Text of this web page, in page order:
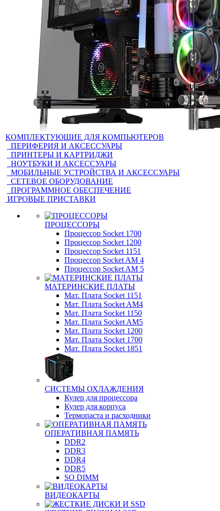
КОМПЛЕКТУЮЩИЕ ДЛЯ КОМПЬЮТЕРОВ
ПЕРИФЕРИЯ И АКСЕССУАРЫ
ПРИНТЕРЫ И КАРТРИДЖИ
НОУТБУКИ И АКСЕССУАРЫ
МОБИЛЬНЫЕ УСТРОЙСТВА И АКСЕССУАРЫ
СЕТЕВОЕ ОБОРУДОВАНИЕ
ПРОГРАММНОЕ ОБЕСПЕЧЕНИЕ
ИГРОВЫЕ ПРИСТАВКИ
ПРОЦЕССОРЫ
Процессор Socket 1700
Процессор Socket 1200
Процессор Socket 1151
Процессор Socket AM 4
Процессор Socket AM 5
МАТЕРИНСКИЕ ПЛАТЫ
Мат. Плата Socket 1151
Мат. Плата Socket AM4
Мат. Плата Socket 1150
Мат. Плата Socket AM5
Мат. Плата Socket 1200
Мат. Плата Socket 1700
Мат. Плата Socket 1851
СИСТЕМЫ ОХЛАЖДЕНИЯ
Кулер для процессора
Кулер для корпуса
Термопаста и расходники
ОПЕРАТИВНАЯ ПАМЯТЬ
DDR2
DDR3
DDR4
DDR5
SO DIMM
ВИДЕОКАРТЫ